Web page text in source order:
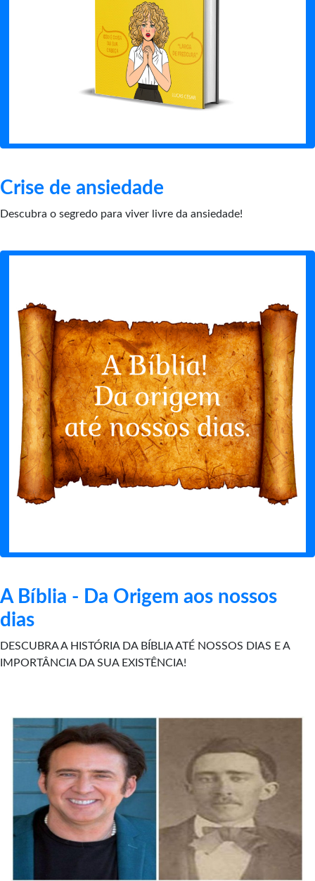
Crise de ansiedade
Descubra o segredo para viver livre da ansiedade!
A Bíblia - Da Origem aos nossos
dias
DESCUBRA A HISTÓRIA DA BÍBLIA ATÉ NOSSOS DIAS E A
IMPORTÂNCIA DA SUA EXISTÊNCIA!